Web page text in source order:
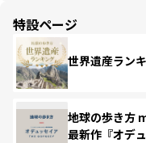
特設ページ
世界遺産ラン
地球の歩き方
最新作『オデ